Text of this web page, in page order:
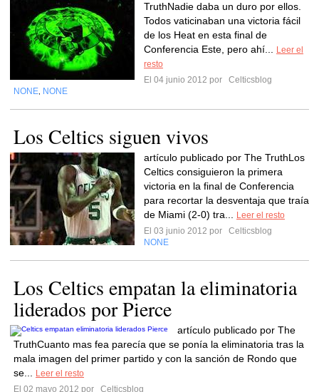
TruthNadie daba un duro por ellos.
Todos vaticinaban una victoria fácil
de los Heat en esta final de
Conferencia Este, pero ahí...
Leer el
resto
El 04 junio 2012 por
Celticsblog
NONE NONE
Los Celtics siguen vivos
artículo publicado por The TruthLos
Celtics consiguieron la primera
victoria en la final de Conferencia
para recortar la desventaja que traía
de Miami (2-0) tra...
Leer el resto
El 03 junio 2012 por
Celticsblog
NONE
Los Celtics empatan la eliminatoria
liderados por Pierce
artículo publicado por The
TruthCuanto mas fea parecía que se ponía la eliminatoria tras la
mala imagen del primer partido y con la sanción de Rondo que
se...
Leer el resto
El 02 mayo 2012 por
Celticsblog